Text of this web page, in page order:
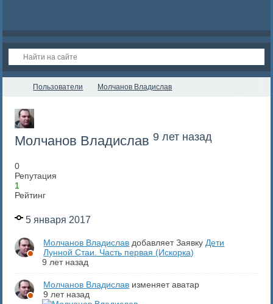
Пользователи Молчанов Владислав
Молчанов Владислав 9 лет назад
0
Репутация
1
Рейтинг
5 января 2017
Молчанов Владислав добавляет ЗаявкуДети
Лунной Стаи. Часть первая (Искорка)
9 лет назад
Молчанов Владислав изменяет аватар
9 лет назад